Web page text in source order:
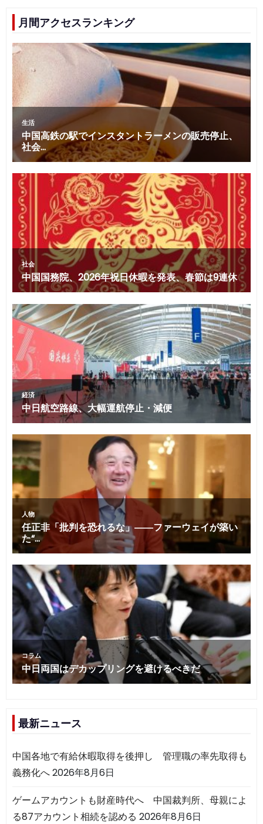
月間アクセスランキング
最新ニュース
中国各地で有給休暇取得を後押し 管理職の率先取得も
義務化へ2026年8月6日
ゲームアカウントも財産時代へ 中国裁判所、母親によ
る87アカウント相続を認める 2026年8月6日